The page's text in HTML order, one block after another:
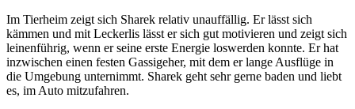
Im Tierheim zeigt sich Sharek relativ unauffällig. Er lässt sich
kämmen und mit Leckerlis lässt er sich gut motivieren und zeigt sich
leinenführig, wenn er seine erste Energie loswerden konnte. Er hat
inzwischen einen festen Gassigeher, mit dem er lange Ausflüge in
die Umgebung unternimmt. Sharek geht sehr gerne baden und liebt
es, im Auto mitzufahren.